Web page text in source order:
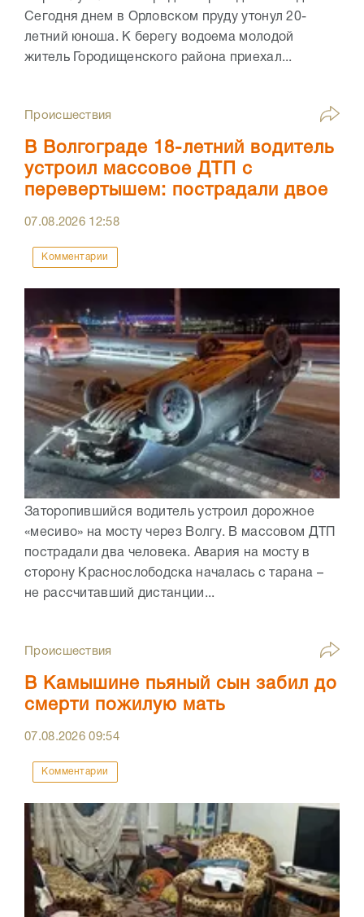
Сегодня днем в Орловском пруду утонул 20-
летний юноша. К берегу водоема молодой
житель Городищенского района приехал...
Происшествия
В Волгограде 18-летний водитель
устроил массовое ДТП с
перевертышем: пострадали двое
07.08.2026 12:58
Комментарии
Заторопившийся водитель устроил дорожное
«месиво» на мосту через Волгу. В массовом ДТП
пострадали два человека. Авария на мосту в
сторону Краснослободска началась с тарана –
не рассчитавший дистанции...
Происшествия
В Камышине пьяный сын забил до
смерти пожилую мать
07.08.202609:54
Комментарии